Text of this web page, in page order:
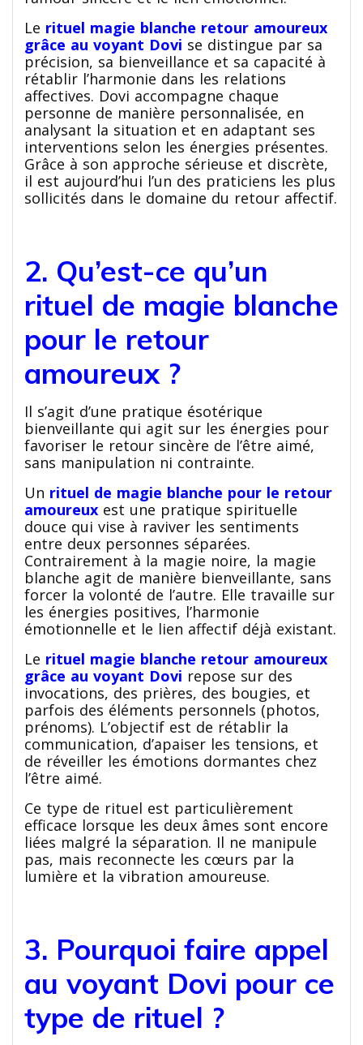
Le rituel magie blanche retour amoureux
grâce au voyant Dovi se distingue par sa
précision, sa bienveillance et sa capacité à
rétablir l’harmonie dans les relations
affectives. Dovi accompagne chaque
personne de manière personnalisée, en
analysant la situation et en adaptant ses
interventions selon les énergies présentes.
Grâce à son approche sérieuse et discrète,
il est aujourd’hui l’un des praticiens les plus
sollicités dans le domaine du retour affectif.
2. Qu’est-ce qu’un
rituel de magie blanche
pour le retour
amoureux ?
Il s’agit d’une pratique ésotérique
bienveillante qui agit sur les énergies pour
favoriser le retour sincère de l’être aimé,
sans manipulation ni contrainte.
Un rituel de magie blanche pour le retour
amoureux est une pratique spirituelle
douce qui vise à raviver les sentiments
entre deux personnes séparées.
Contrairement à la magie noire, la magie
blanche agit de manière bienveillante, sans
forcer la volonté de l’autre. Elle travaille sur
les énergies positives, l’harmonie
émotionnelle et le lien affectif déjà existant.
Le rituel magie blanche retour amoureux
grâce au voyant Dovi repose sur des
invocations, des prières, des bougies, et
parfois des éléments personnels (photos,
prénoms). L’objectif est de rétablir la
communication, d’apaiser les tensions, et
de réveiller les émotions dormantes chez
l’être aimé.
Ce type de rituel est particulièrement
efficace lorsque les deux âmes sont encore
liées malgré la séparation. Il ne manipule
pas, mais reconnecte les cœurs par la
lumière et la vibration amoureuse.
3. Pourquoi faire appel
au voyant Dovi pour ce
type de rituel ?